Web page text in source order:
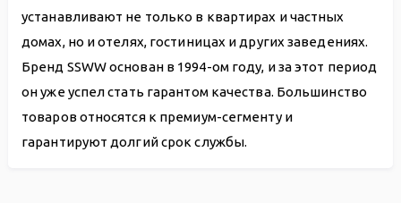
устанавливают не только в квартирах и частных
домах, но и отелях, гостиницах и других заведениях.
Бренд SSWW основан в 1994-ом году, и за этот период
он уже успел стать гарантом качества. Большинство
товаров относятся к премиум-сегменту и
гарантируют долгий срок службы.